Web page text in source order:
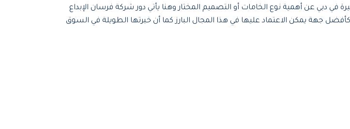
عن أهمية نوع الخامات أو التصميم المختار وهنا يأتي دور شركة فرسان الإبداع
يمكن الاعتماد عليها في هذا المجال البارز كما أن خبرتها الطويلة في السوق